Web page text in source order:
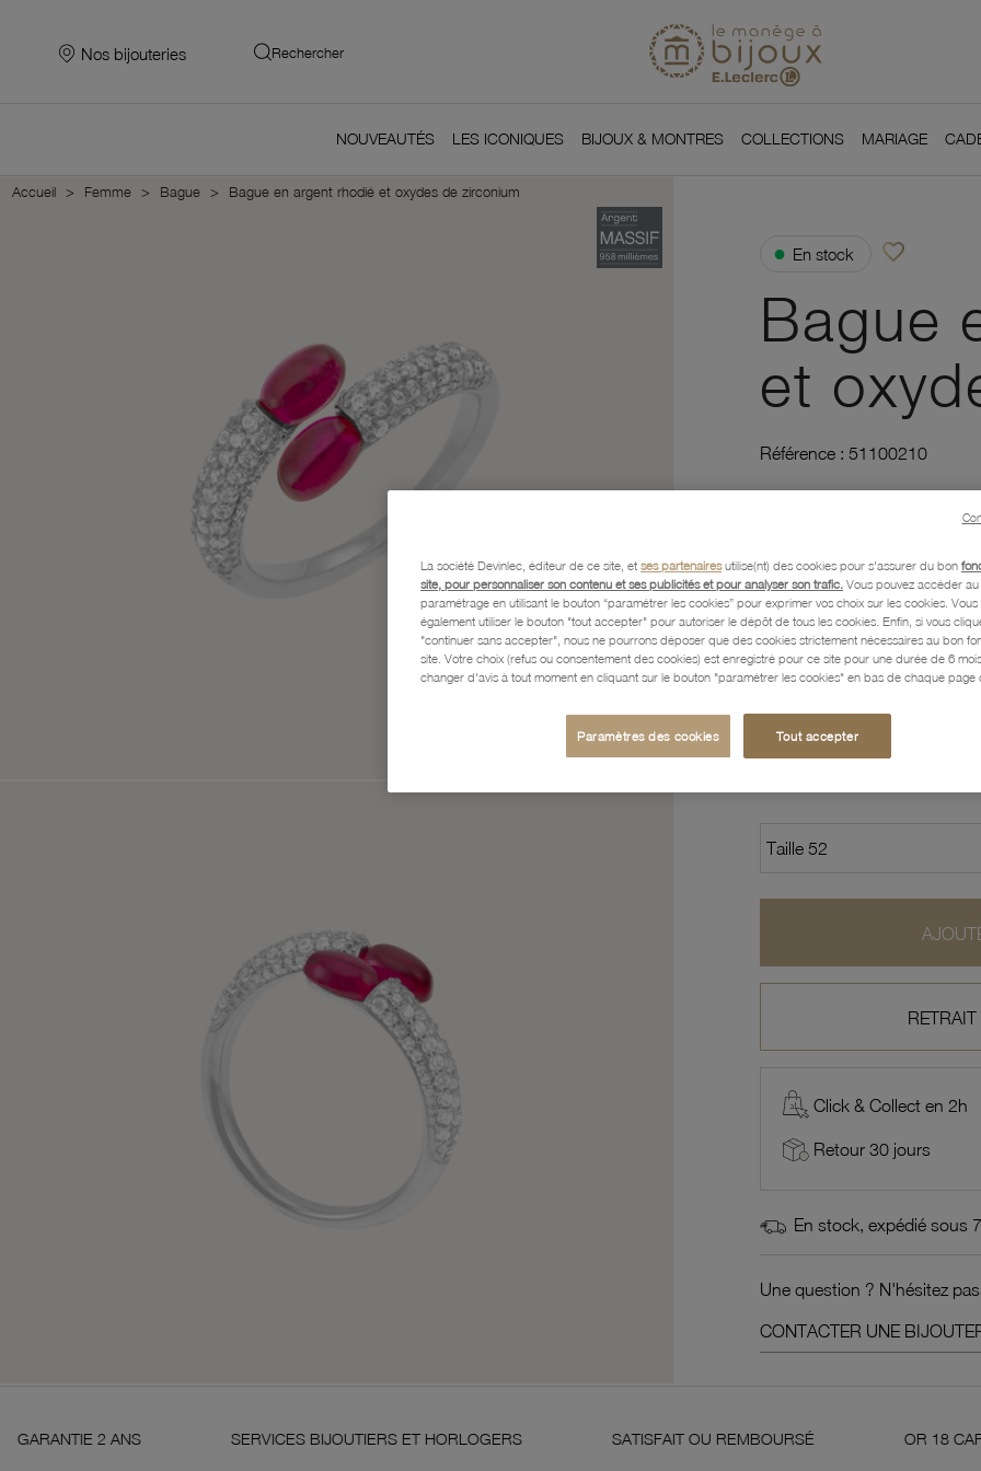
Nos bijouteries Rechercher
NOUVEAUTÉS LES ICONIQUES BIJOUX & MONTRES COLLECTIONS MARIAGE
Accueil Femme Bague Bague en argent rhodié et oxydes de zirconium
● En stock favorite_borderAjouter à vos
Bague
et
Référence : 51100210
Paiement, Livraison, Retours
40,60 €
Profitez des paiements
Click & Collect en 2h
Retour 30 jours
En stock, expédié sous
Une question ? N'hésitez
CONTACTER UNE
ANS SERVICES BIJOUTIERS ET HORLOGERS SATISFAIT OU REMBOURSÉ OR 18 CARATS 750
La société Devinlec, éditeur de ce site, et ses partenairesutilise(nt) des cookies pour s'assurer du bon
site, pour personnaliser son contenu et ses publicités et pour analyser son trafic. Vous pouvez accéder
paramétrage en utilisant le bouton “paramétrer les cookies” pour exprimer vos choix sur les cookies. Vous
également utiliser le bouton "tout accepter" pour autoriser le dépôt de tous les cookies. Enfin, si vous
"continuer sans accepter", nous ne pourrons déposer que des cookies strictement nécessaires au bon
site. Votre choix (refus ou consentement des cookies) est enregistré pour ce site pour une durée de 6
changer d'avis à tout moment en cliquant sur le bouton "paramétrer les cookies" en bas de chaque page
Paramètres des cookies Tout accepter